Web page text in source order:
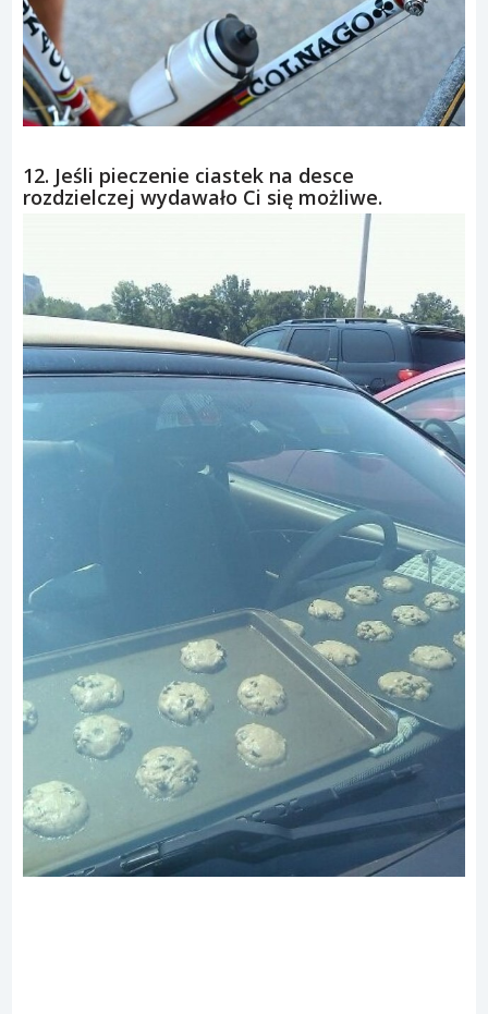
12. Jeśli pieczenie ciastek na desce
rozdzielczej wydawało Ci się możliwe.